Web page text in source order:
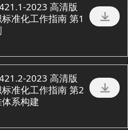
2023 高清版
准化工作指南 第1
2023 高清版
准化工作指南 第2
系构建